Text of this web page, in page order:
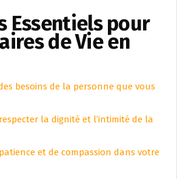
Essentiels pour
de Vie en
besoins de la personne que vous
la dignité et l’intimité de la
et de compassion dans votre